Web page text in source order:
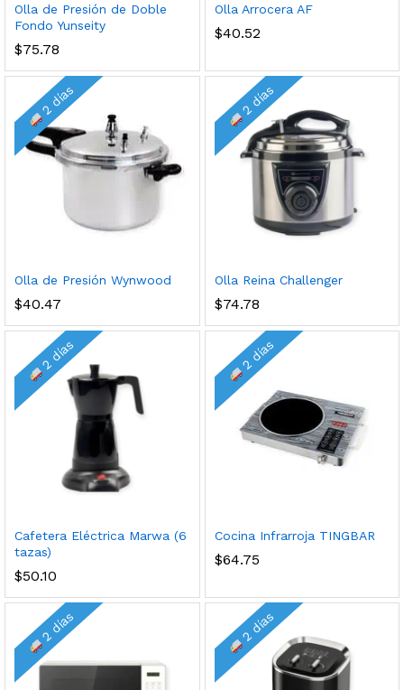
Olla de Presión de Doble
Fondo Yunseity
$75.78
Olla Arrocera AF
$40.52
2 días
Olla de Presión Wynwood
$40.47
2 días
Olla Reina Challenger
$74.78
2 días
Cafetera Eléctrica Marwa (6
tazas)
$50.10
2 días
Cocina Infrarroja TINGBAR
$64.75
2 días 2 días